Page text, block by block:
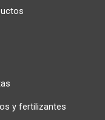
y fertilizantes